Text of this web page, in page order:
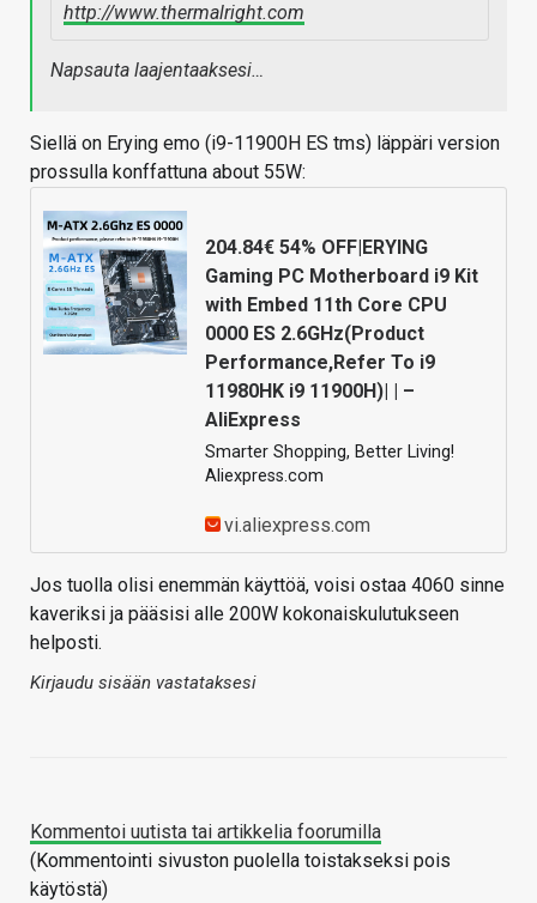
http://www.thermalright.com
Napsauta laajentaaksesi…
Siellä on Erying emo (i9-11900H ES tms) läppäri version
prossulla konffattuna about 55W:
204.84€ 54% OFF|ERYING
Gaming PC Motherboard i9 Kit
with Embed 11th Core CPU
0000 ES 2.6GHz(Product
Performance,Refer To i9
11980HK i9 11900H)| | –
AliExpress
Smarter Shopping, Better Living!
Aliexpress.com
vi.aliexpress.com
Jos tuolla olisi enemmän käyttöä, voisi ostaa 4060 sinne
kaveriksi ja pääsisi alle 200W kokonaiskulutukseen
helposti.
Kirjaudu sisään vastataksesi
Kommentoi uutista tai artikkelia foorumilla
(Kommentointi sivuston puolella toistakseksi pois
käytöstä)